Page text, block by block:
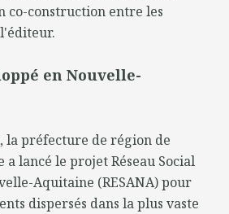
co-construction entre les
en Nouvelle-
la préfecture de région de
lancé le projet Réseau Social
Aquitaine (RESANA) pour
dispersés dans la plus vaste